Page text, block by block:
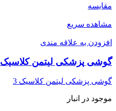
مقایسه
مشاهده سریع
افزودن به علاقه مندی
گوشی پزشکی لیتمن کلاسیک 3 بادمجانی آئینه ای 5960
گوشی پزشکی لیتمن کلاسیک 3
موجود در انبار